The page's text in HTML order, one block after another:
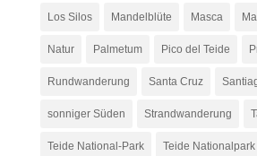
Los Silos Mandelblüte Masca
Natur Palmetum Pico del Teide
Rundwanderung Santa Cruz
sonniger Süden Strandwanderung
Teide National-Park Teide Nationalpark